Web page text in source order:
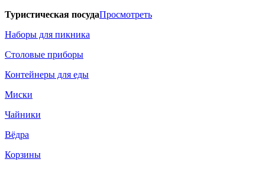
Туристическая посудаПросмотреть
Наборы для пикника
Столовые приборы
Контейнеры для еды
Миски
Чайники
Вёдра
Корзины